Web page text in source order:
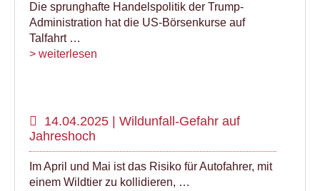
Die sprunghafte Handelspolitik der Trump-
Administration hat die US-Börsenkurse auf
Talfahrt …
> weiterlesen
14.04.2025 | Wildunfall-Gefahr auf
Jahreshoch
Im April und Mai ist das Risiko für Autofahrer, mit
einem Wildtier zu kollidieren, …